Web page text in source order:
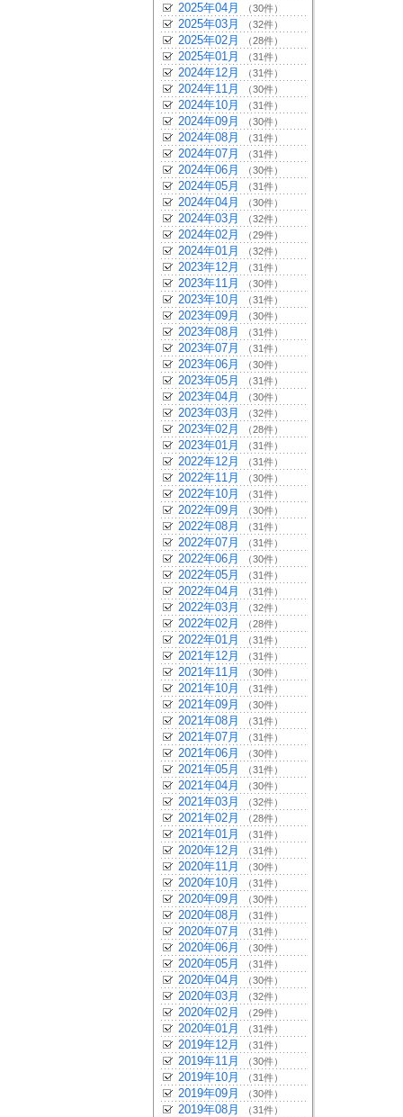
2025年04月 （30件）
2025年03月 （32件）
2025年02月 （28件）
2025年01月 （31件）
2024年12月 （31件）
2024年11月 （30件）
2024年10月 （31件）
2024年09月 （30件）
2024年08月 （31件）
2024年07月 （31件）
2024年06月 （30件）
2024年05月 （31件）
2024年04月 （30件）
2024年03月 （32件）
2024年02月 （29件）
2024年01月 （32件）
2023年12月 （31件）
2023年11月 （30件）
2023年10月 （31件）
2023年09月 （30件）
2023年08月 （31件）
2023年07月 （31件）
2023年06月 （30件）
2023年05月 （31件）
2023年04月 （30件）
2023年03月 （32件）
2023年02月 （28件）
2023年01月 （31件）
2022年12月 （31件）
2022年11月 （30件）
2022年10月 （31件）
2022年09月 （30件）
2022年08月 （31件）
2022年07月 （31件）
2022年06月 （30件）
2022年05月 （31件）
2022年04月 （31件）
2022年03月 （32件）
2022年02月 （28件）
2022年01月 （31件）
2021年12月 （31件）
2021年11月 （30件）
2021年10月 （31件）
2021年09月 （30件）
2021年08月 （31件）
2021年07月 （31件）
2021年06月 （30件）
2021年05月 （31件）
2021年04月 （30件）
2021年03月 （32件）
2021年02月 （28件）
2021年01月 （31件）
2020年12月 （31件）
2020年11月 （30件）
2020年10月 （31件）
2020年09月 （30件）
2020年08月 （31件）
2020年07月 （31件）
2020年06月 （30件）
2020年05月 （31件）
2020年04月 （30件）
2020年03月 （32件）
2020年02月 （29件）
2020年01月 （31件）
2019年12月 （31件）
2019年11月 （30件）
2019年10月 （31件）
2019年09月 （30件）
2019年08月 （31件）